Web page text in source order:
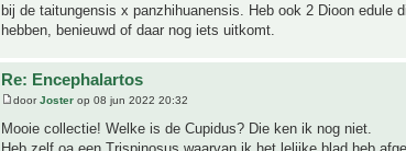
bij de taitungensis x panzhihuanensis. Heb ook 2 Dioon edule
hebben, benieuwd of daar nog iets uitkomt.
Re: Encephalartos
doorJoster op 08 jun 2022 20:32
Mooie collectie! Welke is de Cupidus? Die ken ik nog niet.